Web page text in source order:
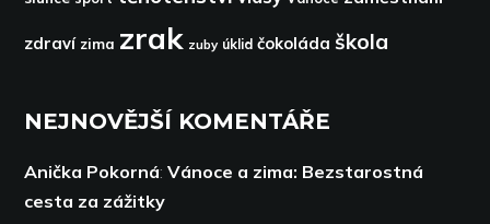
zdraví zima zrak zuby úklid čokoláda škola
NEJNOVĚJŠÍ KOMENTÁŘE
Anička Pokorná:Vánoce a zima: Bezstarostná
cesta za zážitky